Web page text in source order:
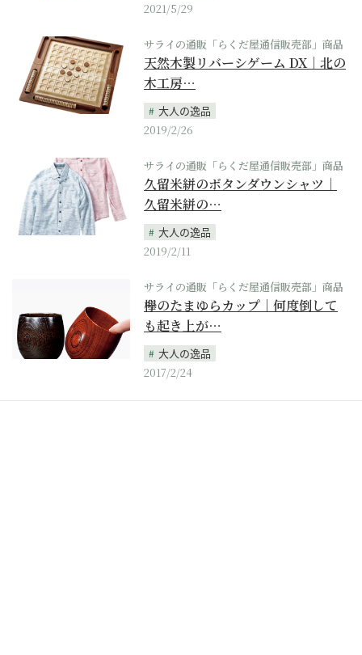
2021/5/29
サライの通販「らくだ屋通信販売部」商品
天然木製リバーシゲーム DX｜北の
木工房…
大人の逸品
2019/2/26
サライの通販「らくだ屋通信販売部」商品
久留米絣のボタンダウンシャツ｜
久留米絣の…
大人の逸品
2019/2/11
サライの通販「らくだ屋通信販売部」商品
欅のたまゆらカップ｜何度倒して
も起き上が…
大人の逸品
2017/2/24